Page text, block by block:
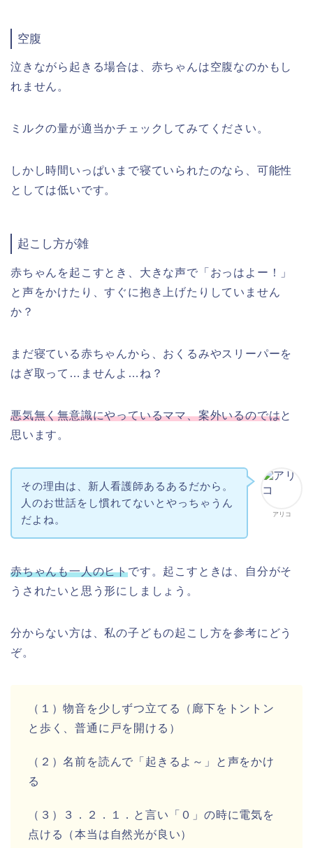
空腹
泣きながら起きる場合は、赤ちゃんは空腹なのかもし
れません。
ミルクの量が適当かチェックしてみてください。
しかし時間いっぱいまで寝ていられたのなら、可能性
としては低いです。
起こし方が雑
赤ちゃんを起こすとき、大きな声で「おっはよー！」
と声をかけたり、すぐに抱き上げたりしていません
か？
まだ寝ている赤ちゃんから、おくるみやスリーパーを
はぎ取って…ませんよ…ね？
悪気無く無意識にやっているママ、案外いるのではと
思います。
アリコ
その理由は、新人看護師あるあるだから。
人のお世話をし慣れてないとやっちゃうん
だよね。
赤ちゃんも一人のヒトです。起こすときは、自分がそ
うされたいと思う形にしましょう。
分からない方は、私の子どもの起こし方を参考にどう
ぞ。
（１）物音を少しずつ立てる（廊下をトントン
と歩く、普通に戸を開ける）
（２）名前を読んで「起きるよ～」と声をかけ
る
（３）３．２．１．と言い「０」の時に電気を
点ける（本当は自然光が良い）